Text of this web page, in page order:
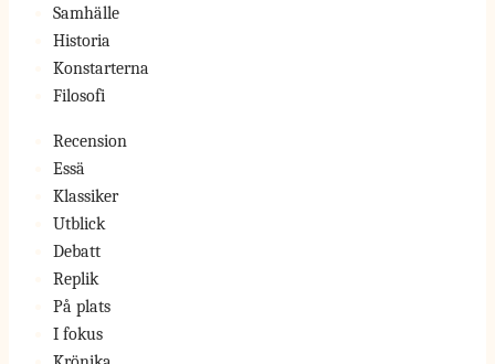
Samhälle
Historia
Konstarterna
Filosofi
Recension
Essä
Klassiker
Utblick
Debatt
Replik
På plats
I fokus